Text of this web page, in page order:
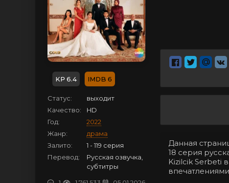
6.4 6
Статус:
выходит
Качество:
HD
Год:
2022
Жанр:
драма
Залито:
1 - 119 серия
Перевод:
Русская озвучка,
субтитры
Данная
18 серия
Kizilcik Serbeti